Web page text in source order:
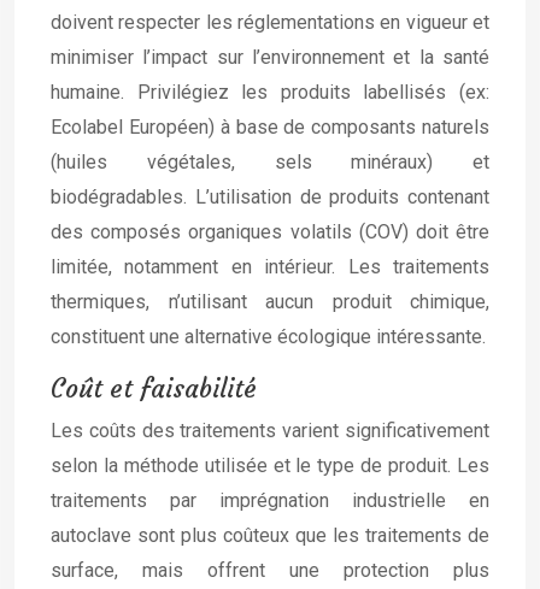
doivent respecter les réglementations en vigueur et
minimiser l’impact sur l’environnement et la santé
humaine. Privilégiez les produits labellisés (ex:
Ecolabel Européen) à base de composants naturels
(huiles végétales, sels minéraux) et
biodégradables. L’utilisation de produits contenant
des composés organiques volatils (COV) doit être
limitée, notamment en intérieur. Les traitements
thermiques, n’utilisant aucun produit chimique,
constituent une alternative écologique intéressante.
Coût et faisabilité
Les coûts des traitements varient significativement
selon la méthode utilisée et le type de produit. Les
traitements par imprégnation industrielle en
autoclave sont plus coûteux que les traitements de
surface, mais offrent une protection plus